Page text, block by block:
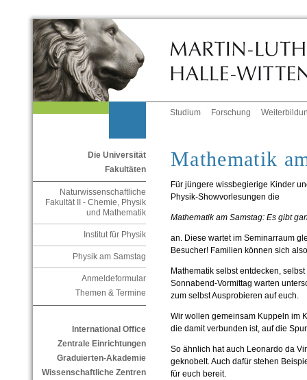
Studium Forschung
Die Universität
Fakultäten
Naturwissenschaftliche
Fakultät II - Chemie, Physik
und Mathematik
Institut für Physik
Physik am Samstag
Anmeldeformular
Themen & Termine
International Office
Zentrale Einrichtungen
Graduierten-Akademie
Wissenschaftliche Zentren
Mathematik
Für jüngere wissbegierige Kinder
Physik-Showvorlesungen die
Mathematik am Samstag: Es gibt
an. Diese wartet im Seminarraum
Besucher! Familien können sich
Mathematik selbst entdecken,
Sonnabend-Vormittag warten
zum selbst Ausprobieren auf euch.
Wir wollen gemeinsam Kuppeln im
die damit verbunden ist, auf die
So ähnlich hat auch Leonardo da
geknobelt. Auch dafür stehen
für euch bereit.